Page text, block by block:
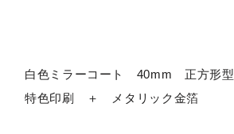
白色ミラーコート 40mm 正方形型
特色印刷 ＋ メタリック金箔